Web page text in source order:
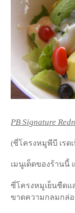
PB Signature
(ซี่โครงหมูพีบี เรด
เมนูเด็ดของร้านนี้
ซี่โครงหมูเย็นชืดแ
ขาดความกลมกล่